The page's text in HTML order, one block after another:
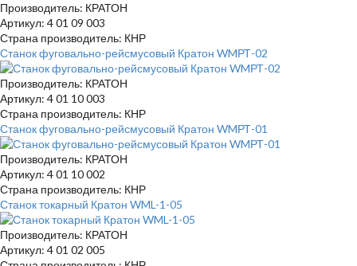
Производитель: КРАТОН
Артикул: 4 01 09 003
Страна производитель: КНР
Станок фуговально-рейсмусовый Кратон WMРТ-02
Производитель: КРАТОН
Артикул: 4 01 10 003
Страна производитель: КНР
Станок фуговально-рейсмусовый Кратон WMРТ-01
Производитель: КРАТОН
Артикул: 4 01 10 002
Страна производитель: КНР
Станок токарный Кратон WML-1-05
Производитель: КРАТОН
Артикул: 4 01 02 005